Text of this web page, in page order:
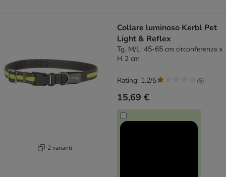
2 varianti
Collare luminoso Kerbl Pet
Light & Reflex
Tg. M/L: 45-65 cm circonferenza x
H 2 cm
15,69 €
Rating: 1.2/5 (5)